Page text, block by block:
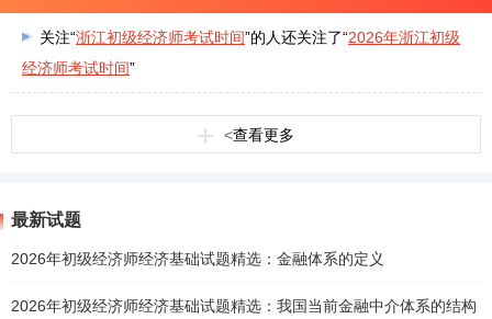
关注“浙江初级经济师考试时间”的人还关注了“2026年浙江初级
经济师考试时间”
<查看更多
最新试题
2026年初级经济师经济基础试题精选：金融体系的定义
2026年初级经济师经济基础试题精选：我国当前金融中介体系的结构